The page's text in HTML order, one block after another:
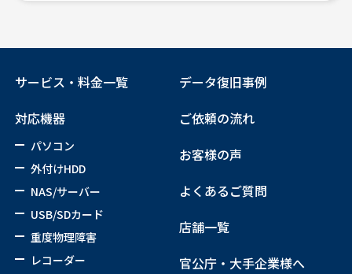
サービス・料金一覧
対応機器
パソコン
外付けHDD
NAS/サーバー
USB/SDカード
重度物理障害
レコーダー
データ復旧事例
ご依頼の流れ
お客様の声
よくあるご質問
店舗一覧
官公庁・大手企業様へ